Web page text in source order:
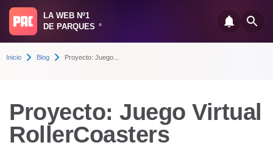
LA WEB Nº1
DE PARQUES
®
Inicio Blog Proyecto: Juego...
Proyecto: Juego Virtual
RollerCoasters